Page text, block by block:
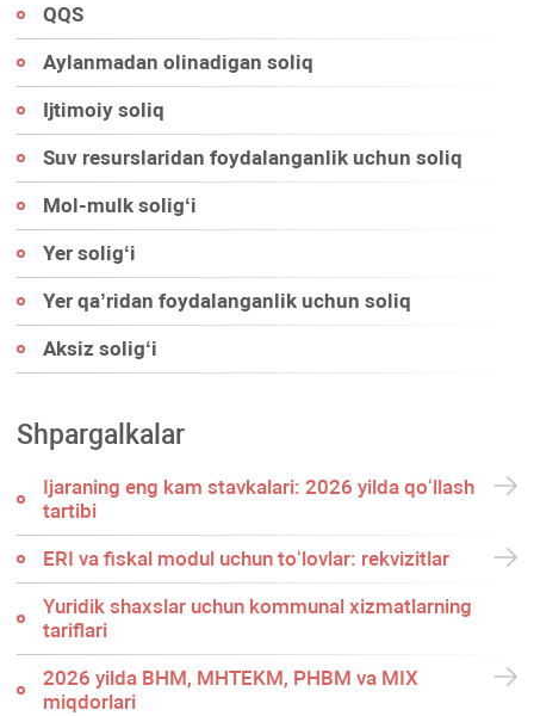
QQS
Aylanmadan olinadigan soliq
Ijtimoiy soliq
Suv resurslaridan foydalanganlik uchun soliq
Mol-mulk soligʻi
Yer soligʻi
Yer qa’ridan foydalanganlik uchun soliq
Aksiz soligʻi
Shpargalkalar
Ijaraning eng kam stavkalari: 2026 yilda qoʻllash
tartibi
ERI va fiskal modul uchun toʻlovlar: rekvizitlar
Yuridik shaхslar uchun kommunal хizmatlarning
tariflari
2026 yilda BHM, MHTEKM, PHBM va MIX
miqdorlari